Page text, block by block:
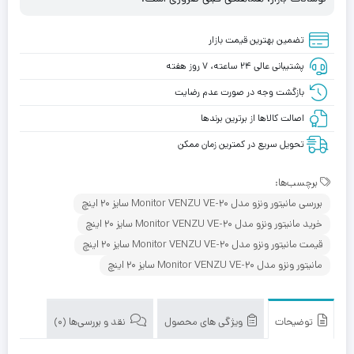
تضمین بهترین قیمت بازار
پشتیبانی عالی ۲۴ ساعته، ۷ روز هفته
بازگشت وجه در صورت عدم رضایت
اصالت کالاها از برترین برندها
تحویل سریع در کمترین زمان ممکن
برچسب‌ها:
بررسی مانیتور ونزو مدل Monitor VENZU VE-20 سایز 20 اینچ
خرید مانیتور ونزو مدل Monitor VENZU VE-20 سایز 20 اینچ
قیمت مانیتور ونزو مدل Monitor VENZU VE-20 سایز 20 اینچ
مانیتور ونزو مدل Monitor VENZU VE-20 سایز 20 اینچ
توضیحات ویژگی های محصول نقد و بررسی‌ها (0)